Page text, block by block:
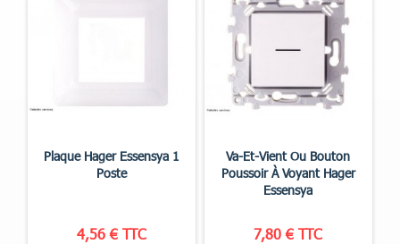
Aperçu rapide
Plaque Hager Essensya 1
Poste
4,56 € TTC
Aperçu rapide
Va-Et-Vient Ou Bouton
Poussoir À Voyant Hager
Essensya
7,80 € TTC